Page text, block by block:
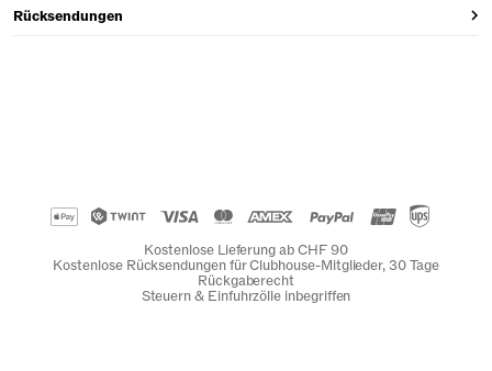
Rücksendungen
Kostenlose Lieferung ab CHF 90
Kostenlose Rücksendungen für Clubhouse-Mitglieder, 30 Tage
Rückgaberecht
Steuern & Einfuhrzölle inbegriffen